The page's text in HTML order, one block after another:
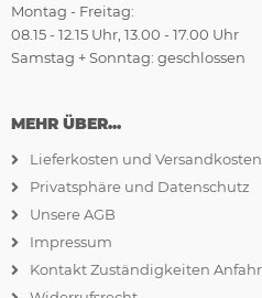
Montag - Freitag:
08.15 - 12.15 Uhr, 13.00 - 17.00 Uhr
Samstag + Sonntag: geschlossen
MEHR ÜBER...
Lieferkosten und Versandkosten
Privatsphäre und Datenschutz
Unsere AGB
Impressum
Kontakt Zuständigkeiten